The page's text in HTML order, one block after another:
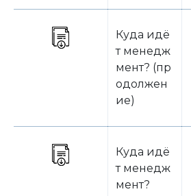
Куда идё
т менедж
мент? (пр
одолжен
ие)
Куда идё
т менедж
мент?